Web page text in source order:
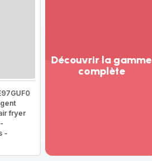
fryer
-
Découvrir la gamme
complète
complète